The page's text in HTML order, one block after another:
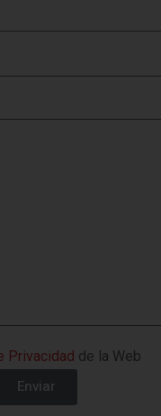
Privacidad de la Web
Enviar